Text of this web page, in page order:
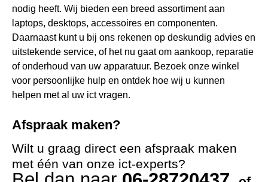
nodig heeft. Wij bieden een breed assortiment aan
laptops, desktops, accessoires en componenten.
Daarnaast kunt u bij ons rekenen op deskundig advies en
uitstekende service, of het nu gaat om aankoop, reparatie
of onderhoud van uw apparatuur. Bezoek onze winkel
voor persoonlijke hulp en ontdek hoe wij u kunnen
helpen met al uw ict vragen.
Afspraak maken?
Wilt u graag direct een afspraak maken
met één van onze ict-experts?